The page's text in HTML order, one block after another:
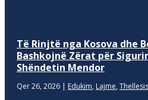
Të Rinjtë nga Kosova dhe
Bashkojnë Zërat për
Shëndetin Mendor
Qer 26, 2026 | Edukim, Lajme,